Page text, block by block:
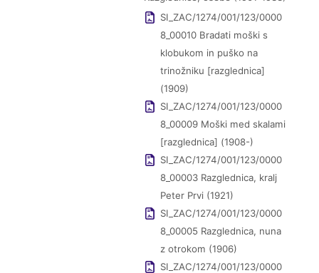
SI_ZAC/1274/001/123/0000
8_00010 Bradati moški s
klobukom in puško na
trinožniku [razglednica]
(1909)
SI_ZAC/1274/001/123/0000
8_00009 Moški med skalami
[razglednica] (1908-)
SI_ZAC/1274/001/123/0000
8_00003 Razglednica, kralj
Peter Prvi (1921)
SI_ZAC/1274/001/123/0000
8_00005 Razglednica, nuna
z otrokom (1906)
SI_ZAC/1274/001/123/0000